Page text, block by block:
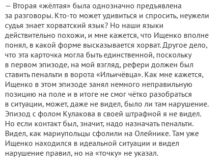
— Вторая «жёлтая» была однозначно предъявлена
за разговоры. Кто-то может удивиться и спросить, неужели
судья знает хорватский язык? Но наши языки
действительно похожи, и мне кажется, что Ищенко вполне
понял, в какой форме высказывается хорват. Другое дело,
что эта карточка могла быть единственной, поскольку
в первом эпизоде, на мой взгляд, рефери должен был
ставить пенальти в ворота «Ильичёвца». Как мне кажется,
Ищенко в этом эпизоде занял немного неправильную
позицию на поле и в итоге не смог чётко разобраться
в ситуации, может, даже не видел, было ли там нарушение.
Эпизод с фолом Кулакова в своей штрафной я не видел.
Но если контакт был, значит, надо назначать пенальти.
Видел, как мариупольцы сфолили на Олейнике. Там уже
Ищенко находился в идеальной ситуации и видел
нарушение правил, но на «точку» не указал.